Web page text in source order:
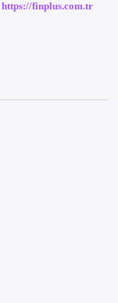
https://finplus.com.tr